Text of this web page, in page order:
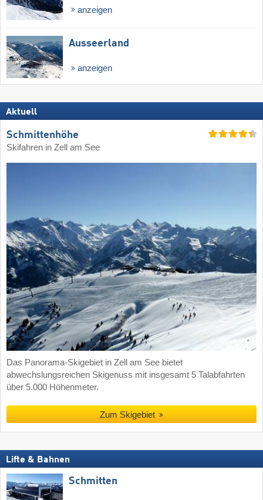
anzeigen
Ausseerland
anzeigen
Aktuell
Schmittenhöhe
Skifahren in Zell am See
Das Panorama-Skigebiet in Zell am See bietet
abwechslungsreichen Skigenuss mit insgesamt 5 Talabfahrten
über 5.000 Höhenmeter.
Zum Skigebiet
Lifte & Bahnen
Schmitten